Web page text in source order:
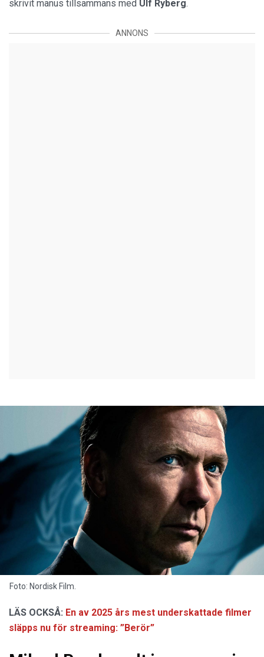
skrivit manus tillsammans med Ulf Ryberg.
ANNONS
Foto: Nordisk Film.
LÄS OCKSÅ: En av 2025 års mest underskattade filmer
släpps nu för streaming: ”Berör”